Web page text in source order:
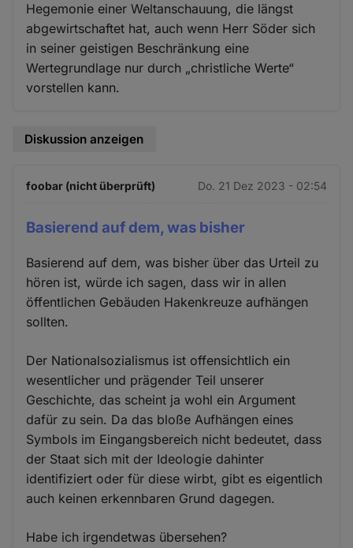
Hegemonie einer Weltanschauung, die längst
abgewirtschaftet hat, auch wenn Herr Söder sich
in seiner geistigen Beschränkung eine
Wertegrundlage nur durch „christliche Werte“
vorstellen kann.
Diskussion anzeigen
foobar (nicht überprüft) Do. 21 Dez 2023 - 02:54
Basierend auf dem, was bisher
Basierend auf dem, was bisher über das Urteil zu
hören ist, würde ich sagen, dass wir in allen
öffentlichen Gebäuden Hakenkreuze aufhängen
sollten.
Der Nationalsozialismus ist offensichtlich ein
wesentlicher und prägender Teil unserer
Geschichte, das scheint ja wohl ein Argument
dafür zu sein. Da das bloße Aufhängen eines
Symbols im Eingangsbereich nicht bedeutet, dass
der Staat sich mit der Ideologie dahinter
identifiziert oder für diese wirbt, gibt es eigentlich
auch keinen erkennbaren Grund dagegen.
Habe ich irgendetwas übersehen?